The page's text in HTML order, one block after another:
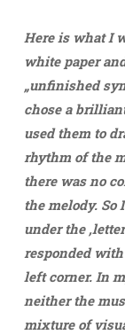
Here is what I
white paper
„unfinished
chose a
used them to
rhythm of the
there was no
the melody. So
under the
responded
left corner. In
neither the
mixture of